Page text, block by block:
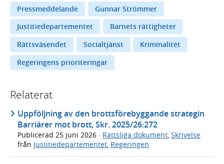
Pressmeddelande
Gunnar Strömmer
Justitiedepartementet
Barnets rättigheter
Rättsväsendet
Socialtjänst
Kriminalitet
Regeringens prioriteringar
Relaterat
Uppföljning av den brottsförebyggande strategin
Barriärer mot brott, Skr. 2025/26:272
Publicerad 25 juni 2026 · Rättsliga dokument Skrivelse
från Justitiedepartementet Regeringen